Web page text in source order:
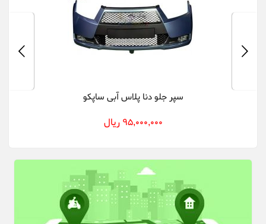
سپر جلو دنا پلاس آبی ساپکو
95,000,000 ریال